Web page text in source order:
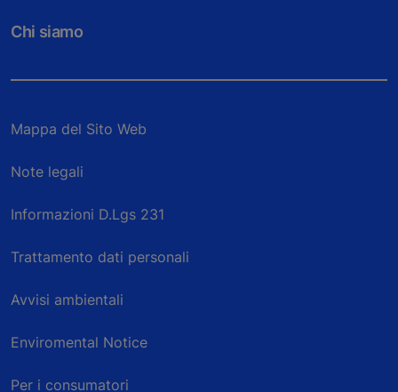
Chi siamo
Mappa del Sito Web
Note legali
Informazioni D.Lgs 231
Trattamento dati personali
Avvisi ambientali
Enviromental Notice
Per i consumatori